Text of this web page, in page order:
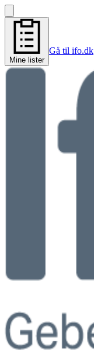
Mine lister
Gå til ifo.dk